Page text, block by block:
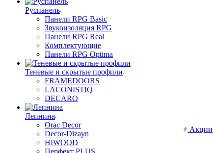
Руспанель
Панели RPG Basic
Звукоизоляция RPG
Панели RPG Real
Комплектующие
Панели RPG Optima
Теневые и скрытые профили
FRAMEDOORS
LACONISTIQ
DECARO
Лепнина
Orac Decor
Decor-Dizayn
HIWOOD
Перфект PLUS
Акции